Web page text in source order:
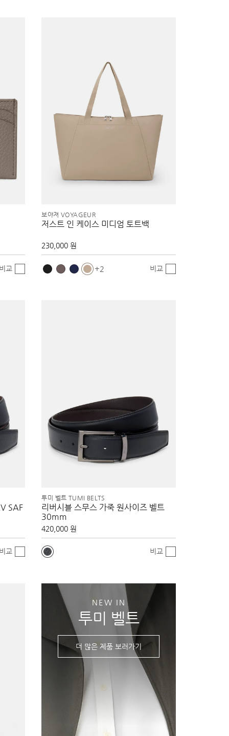
교
보야져 VOYAGEUR
저스트 인 케이스 미디엄 토트백
230,000 원
2 비교
SAF
교
투미 벨트 TUMI BELTS
리버시블 스무스 가죽 원사이즈 벨트
30mm
420,000 원
비교
NEW IN
투미 벨트
더 많은 제품 보러가기